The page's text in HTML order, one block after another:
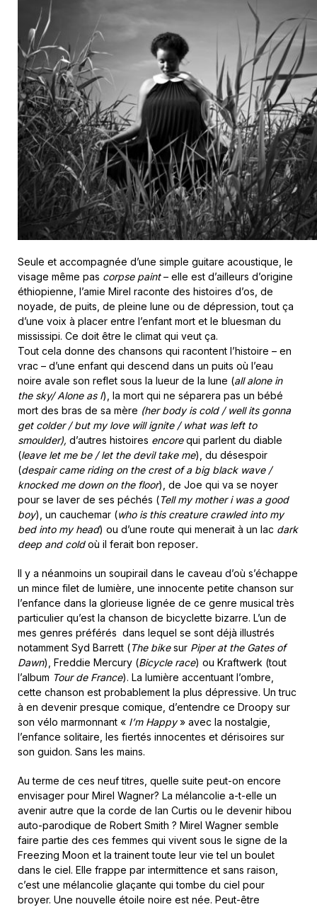
Seule et accompagnée d’une simple guitare acoustique, le
visage même pas corpse paint– elle est d’ailleurs d’origine
éthiopienne, l’amie Mirel raconte des histoires d’os, de
noyade, de puits, de pleine lune ou de dépression, tout ça
d’une voix à placer entre l’enfant mort et le bluesman du
mississipi. Ce doit être le climat qui veut ça.
Tout cela donne des chansons qui racontent l’histoire – en
vrac – d’une enfant qui descend dans un puits où l’eau
noire avale son reflet sous la lueur de la lune (all alone in
the sky/ Alone as I), la mort qui ne séparera pas un bébé
mort des bras de sa mère (her body is cold / well its gonna
get colder / but my love will ignite / what was left to
smoulder), d’autres histoires encorequi parlent du diable
(leave let me be / let the devil take me), du désespoir
(despair came riding on the crest of a big black wave /
knocked me down on the floor), de Joe qui va se noyer
pour se laver de ses péchés (Tell my mother i was a good
boy), un cauchemar (who is this creature crawled into my
bed into my head) ou d’une route qui menerait à un lac dark
deep and coldoù il ferait bon reposer.
Il y a néanmoins un soupirail dans le caveau d’où s’échappe
un mince filet de lumière, une innocente petite chanson sur
l’enfance dans la glorieuse lignée de ce genre musical très
particulier qu’est la chanson de bicyclette bizarre. L’un de
mes genres préférés dans lequel se sont déjà illustrés
notamment Syd Barrett (The bikesur Piper at the Gates of
Dawn), Freddie Mercury (Bicycle race) ou Kraftwerk (tout
l’album Tour de France). La lumière accentuant l’ombre,
cette chanson est probablement la plus dépressive. Un truc
à en devenir presque comique, d’entendre ce Droopy sur
son vélo marmonnant « I’m Happy» avec la nostalgie,
l’enfance solitaire, les fiertés innocentes et dérisoires sur
son guidon. Sans les mains.
Au terme de ces neuf titres, quelle suite peut-on encore
envisager pour Mirel Wagner? La mélancolie a-t-elle un
avenir autre que la corde de Ian Curtis ou le devenir hibou
auto-parodique de Robert Smith ? Mirel Wagner semble
faire partie des ces femmes qui vivent sous le signe de la
Freezing Moon et la trainent toute leur vie tel un boulet
dans le ciel. Elle frappe par intermittence et sans raison,
c’est une mélancolie glaçante qui tombe du ciel pour
broyer. Une nouvelle étoile noire est née. Peut-être